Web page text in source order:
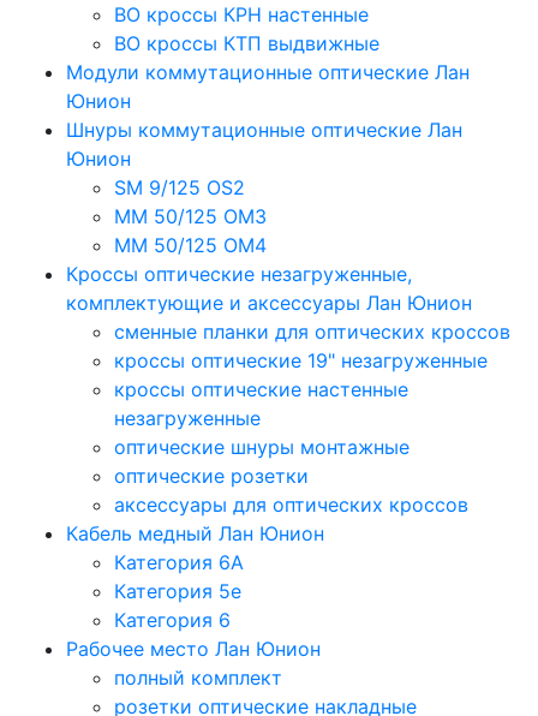
ВО кроссы КРН настенные
ВО кроссы КТП выдвижные
Модули коммутационные оптические Лан
Юнион
Шнуры коммутационные оптические Лан
Юнион
SM 9/125 OS2
MM 50/125 OM3
MM 50/125 OM4
Кроссы оптические незагруженные,
комплектующие и аксессуары Лан Юнион
сменные планки для оптических кроссов
кроссы оптические 19" незагруженные
кроссы оптические настенные
незагруженные
оптические шнуры монтажные
оптические розетки
аксессуары для оптических кроссов
Кабель медный Лан Юнион
Категория 6A
Категория 5e
Категория 6
Рабочее место Лан Юнион
полный комплект
розетки оптические накладные